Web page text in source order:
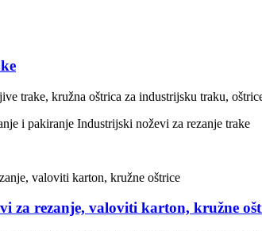
trake, kružna oštrica za industrijsku traku,
i pakiranje Industrijski noževi za rezanje trake
za rezanje, valoviti karton, kružne